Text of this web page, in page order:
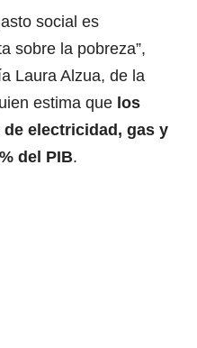
social es
sobre la pobreza”,
Laura Alzua, de la
estima que los
electricidad, gas y
del PIB.